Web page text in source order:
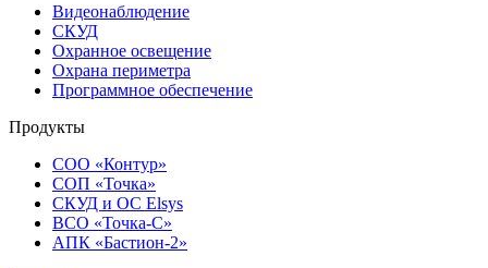
Видеонаблюдение
СКУД
Охранное освещение
Охрана периметра
Программное обеспечение
Продукты
СОО «Контур»
СОП «Точка»
СКУД и ОС Elsys
ВСО «Точка-С»
АПК «Бастион-2»